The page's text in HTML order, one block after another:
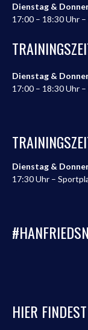
Dienstag &
17:00 – 18:30 Uhr
Dienstag &
17:00 – 18:30 Uhr
Dienstag &
17:30 Uhr –
HIER